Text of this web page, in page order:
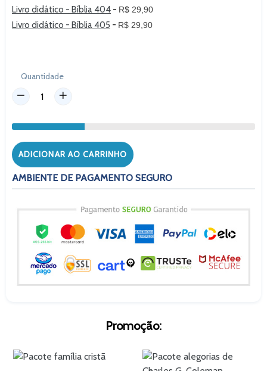
Livro didático - Bíblia 404 - R$ 29,90
Livro didático - Bíblia 405 - R$ 29,90
Quantidade
ADICIONAR AO CARRINHO
AMBIENTE DE PAGAMENTO SEGURO
Promoção: